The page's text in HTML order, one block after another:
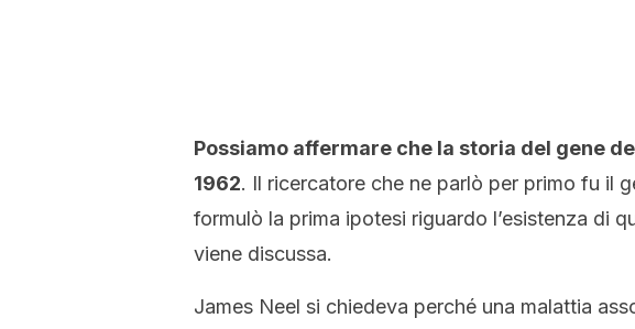
Possiamo affermare che la storia del gene
1962. Il ricercatore che ne parlò per primo fu il
formulò la prima ipotesi riguardo l’esistenza di
viene discussa.
James Neel si chiedeva perché una malattia